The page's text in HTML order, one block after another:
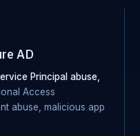
AD
Principal abuse,
Access
abuse, malicious app